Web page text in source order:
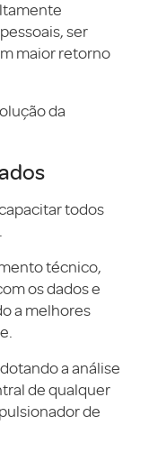
ser
maior retorno
da
todos
técnico,
os dados e
a melhores
a análise
de qualquer
de